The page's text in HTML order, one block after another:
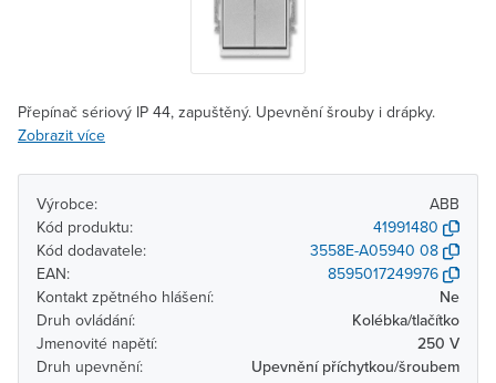
Přepínač sériový IP 44, zapuštěný. Upevnění šrouby i drápky.
Zobrazit více
Výrobce:
ABB
Kód produktu:
41991480
Kód dodavatele:
3558E-A05940 08
EAN:
8595017249976
Kontakt zpětného hlášení:
Ne
Druh ovládání:
Kolébka/tlačítko
Jmenovité napětí:
250 V
Druh upevnění:
Upevnění příchytkou/šroubem